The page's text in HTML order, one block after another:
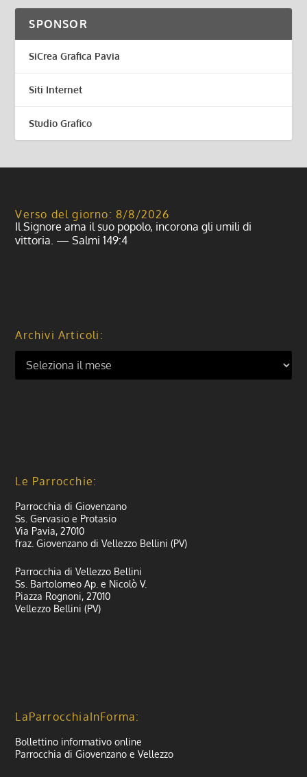
SPONSOR
SiCrea Grafica Pavia
Siti Internet
Studio Grafico
Verso del giorno: 8/8/2026
Il Signore ama il suo popolo, incorona gli umili di
vittoria. — Salmi 149:4
Archivi Articoli:
Le Parrocchie:
Parrocchia di Giovenzano
Ss. Gervasio e Protasio
Via Pavia, 27010
fraz. Giovenzano di Vellezzo Bellini (PV)
Parrocchia di Vellezzo Bellini
Ss. Bartolomeo Ap. e Nicolò V.
Piazza Rognoni, 27010
Vellezzo Bellini (PV)
LaParrocchiaInForma:
Bollettino informativo online
Parrocchia di Giovenzano e Vellezzo